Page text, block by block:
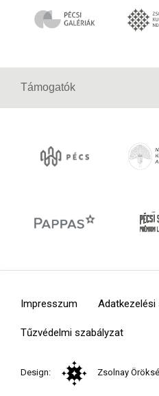
Támogatók
Impresszum Adatkezelési
Tűzvédelmi szabályzat
Design: Zsolnay